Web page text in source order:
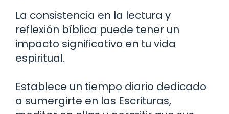
La consistencia en la lectura y
reflexión bíblica puede tener un
impacto significativo en tu vida
espiritual.
Establece un tiempo diario dedicado
a sumergirte en las Escrituras,